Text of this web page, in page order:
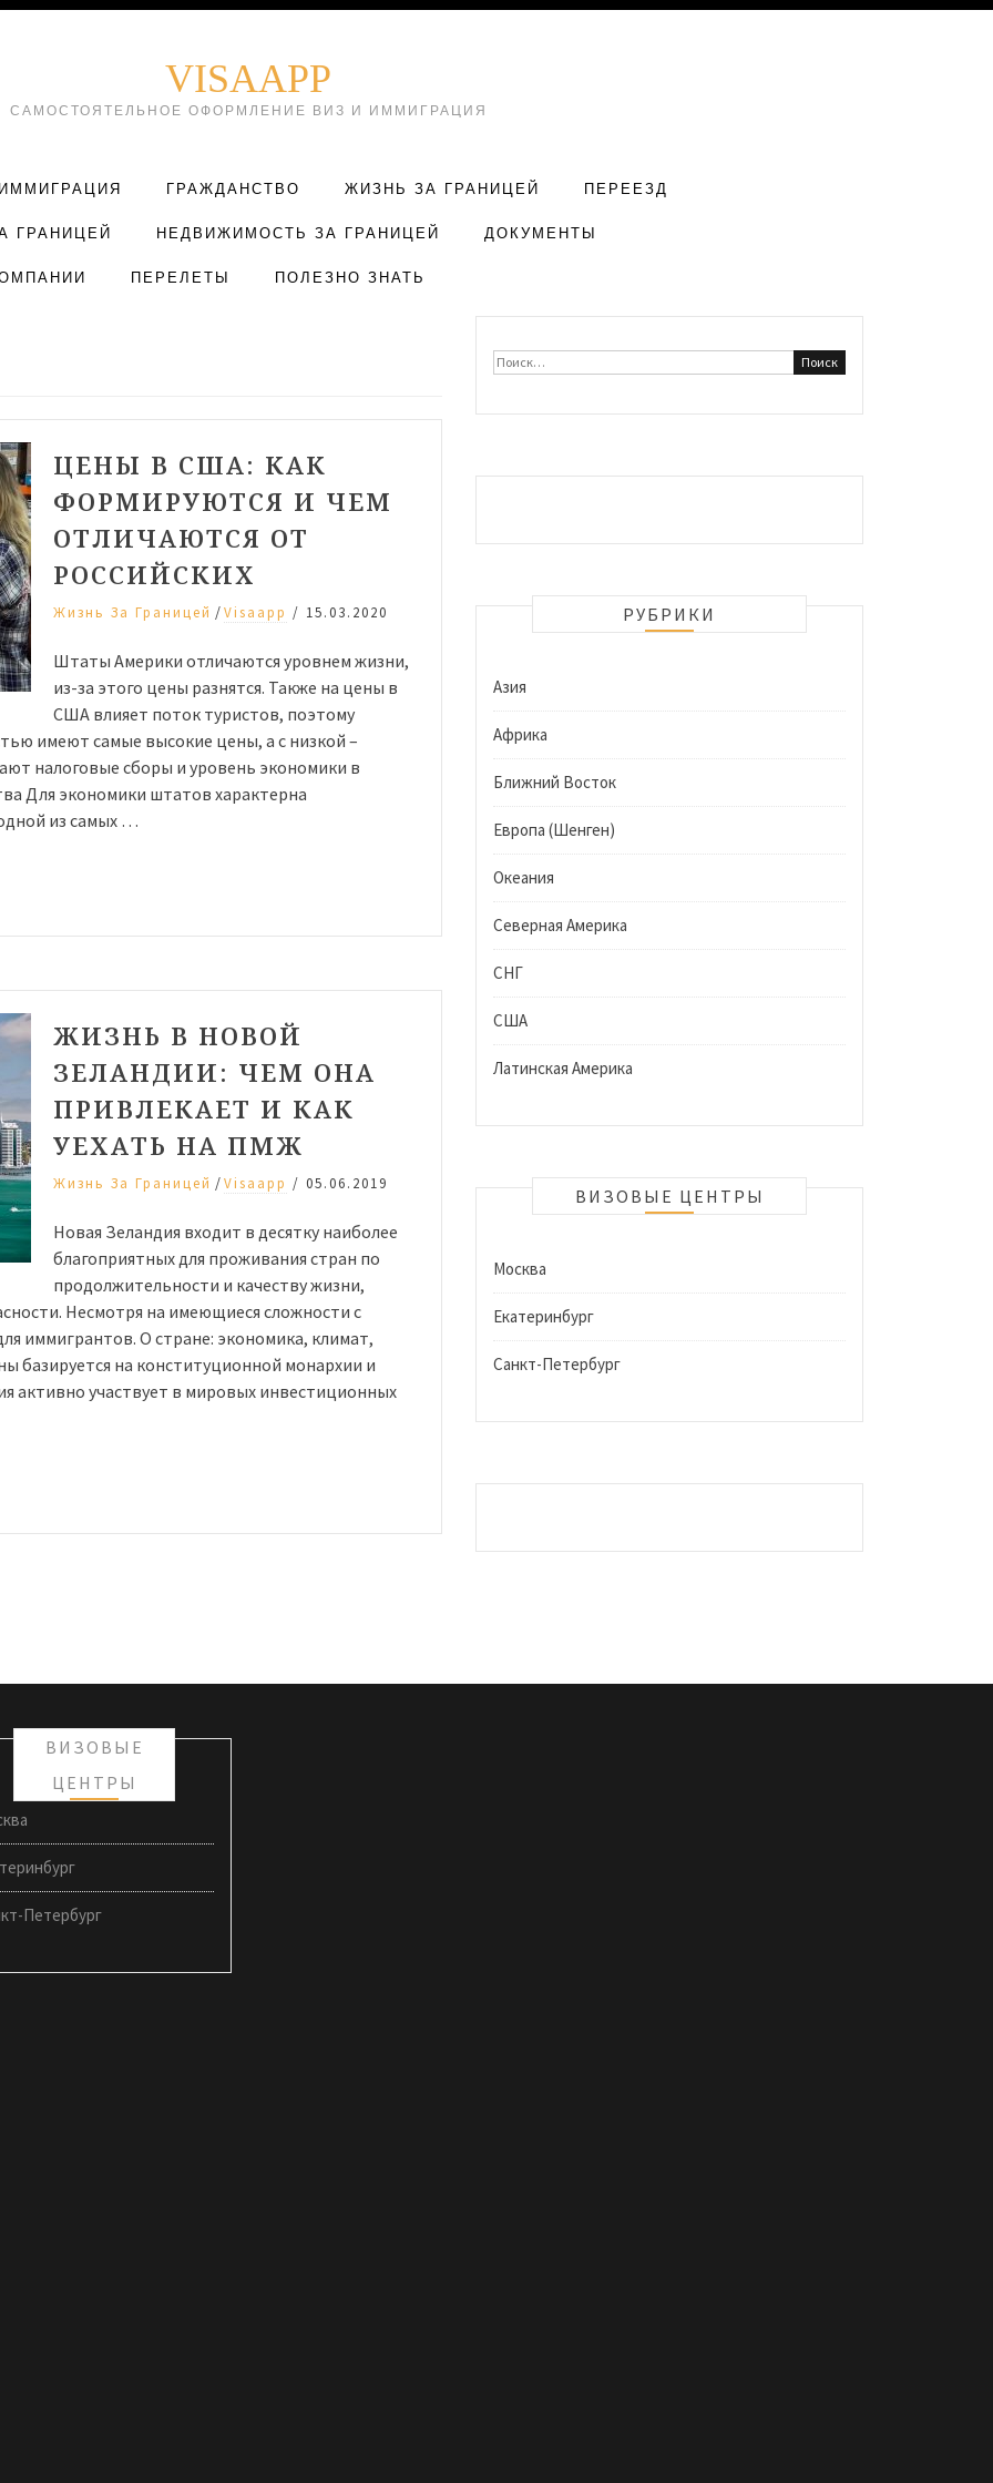
VISAAPP
САМОСТОЯТЕЛЬНОЕ ОФОРМЛЕНИЕ ВИЗ И ИММИГРАЦИЯ
ИММИГРАЦИЯ ГРАЖДАНСТВО ЖИЗНЬ ЗА ГРАНИЦЕЙ ПЕРЕЕЗД
ГРАНИЦЕЙ НЕДВИЖИМОСТЬ ЗА ГРАНИЦЕЙ ДОКУМЕНТЫ
ПЕРЕЛЕТЫ ПОЛЕЗНО ЗНАТЬ
ЦЕНЫ В США: КАК
ФОРМИРУЮТСЯ И ЧЕМ
ОТЛИЧАЮТСЯ ОТ
РОССИЙСКИХ
Жизнь За Границей /Visaapp / 15.03.2020
Штаты Америки отличаются уровнем жизни,
из-за этого цены разнятся. Также на цены в
США влияет поток туристов, поэтому
имеют самые высокие цены, а с низкой –
налоговые сборы и уровень экономики в
Для экономики штатов характерна
из самых …
ЖИЗНЬ В НОВОЙ
ЗЕЛАНДИИ: ЧЕМ ОНА
ПРИВЛЕКАЕТ И КАК
УЕХАТЬ НА ПМЖ
Жизнь За Границей /Visaapp / 05.06.2019
Новая Зеландия входит в десятку наиболее
благоприятных для проживания стран по
продолжительности и качеству жизни,
Несмотря на имеющиеся сложности с
иммигрантов. О стране: экономика, климат,
базируется на конституционной монархии и
активно участвует в мировых инвестиционных
Найти:
РУБРИКИ
Азия
Африка
Ближний Восток
Европа (Шенген)
Океания
Северная Америка
СНГ
США
Латинская Америка
ВИЗОВЫЕ ЦЕНТРЫ
Москва
Екатеринбург
Санкт-Петербург
ВИЗОВЫЕ
ЦЕНТРЫ
Петербург